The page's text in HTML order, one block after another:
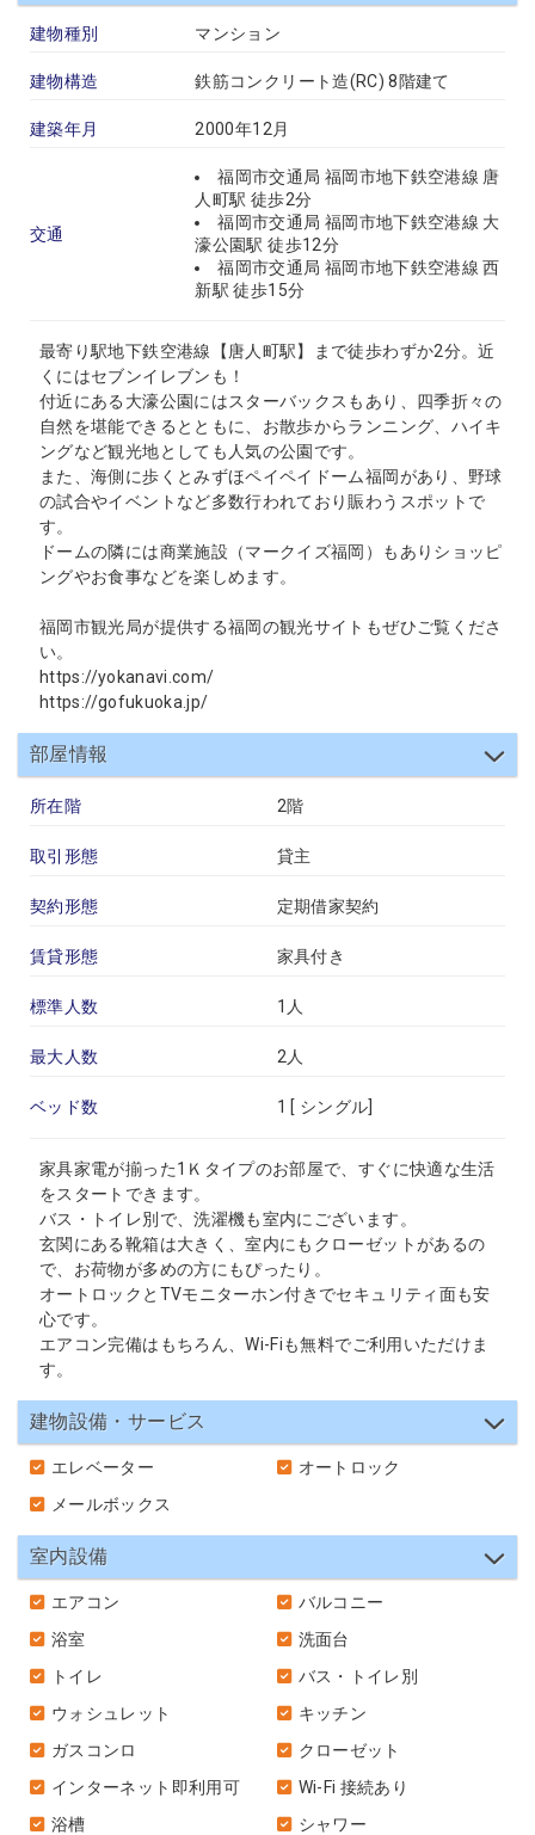
建物種別 マンション
建物構造 鉄筋コンクリート造(RC) 8階建て
建築年月 2000年12月
交通
福岡市交通局 福岡市地下鉄空港線 唐
人町駅 徒歩2分
福岡市交通局 福岡市地下鉄空港線 大
濠公園駅 徒歩12分
福岡市交通局 福岡市地下鉄空港線 西
新駅 徒歩15分
最寄り駅地下鉄空港線【唐人町駅】まで徒歩わずか2分。近
くにはセブンイレブンも！
付近にある大濠公園にはスターバックスもあり、四季折々の
自然を堪能できるとともに、お散歩からランニング、ハイキ
ングなど観光地としても人気の公園です。
また、海側に歩くとみずほペイペイドーム福岡があり、野球
の試合やイベントなど多数行われており賑わうスポットで
す。
ドームの隣には商業施設（マークイズ福岡）もありショッピ
ングやお食事などを楽しめます。
福岡市観光局が提供する福岡の観光サイトもぜひご覧くださ
い。
https://yokanavi.com/
https://gofukuoka.jp/
部屋情報
所在階 2階
取引形態 貸主
契約形態 定期借家契約
賃貸形態 家具付き
標準人数 1人
最大人数 2人
ベッド数 1 [ シングル
家具家電が揃った1Ｋタイプのお部屋で、すぐに快適な生活
をスタートできます。
バス・トイレ別で、洗濯機も室内にございます。
玄関にある靴箱は大きく、室内にもクローゼットがあるの
で、お荷物が多めの方にもぴったり。
オートロックとTVモニターホン付きでセキュリティ面も安
心です。
エアコン完備はもちろん、Wi-Fiも無料でご利用いただけま
す。
建物設備・サービス
エレベーター
オートロック
メールボックス
室内設備
エアコン
バルコニー
浴室
洗面台
トイレ
バス・トイレ別
ウォシュレット
キッチン
ガスコンロ
クローゼット
インターネット即利用可
Wi-Fi 接続あり
浴槽
シャワー